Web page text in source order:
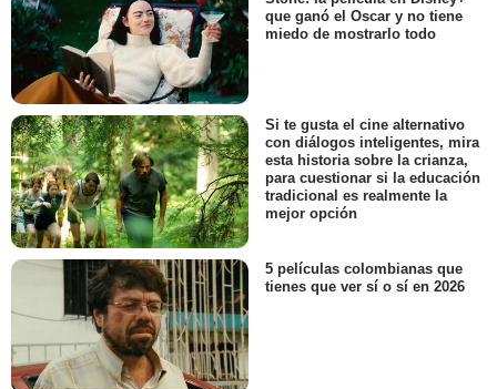
que ganó el Oscar y no tiene
miedo de mostrarlo todo
Si te gusta el cine alternativo
con diálogos inteligentes, mira
esta historia sobre la crianza,
para cuestionar si la educación
tradicional es realmente la
mejor opción
5 películas colombianas que
tienes que ver sí o sí en 2026